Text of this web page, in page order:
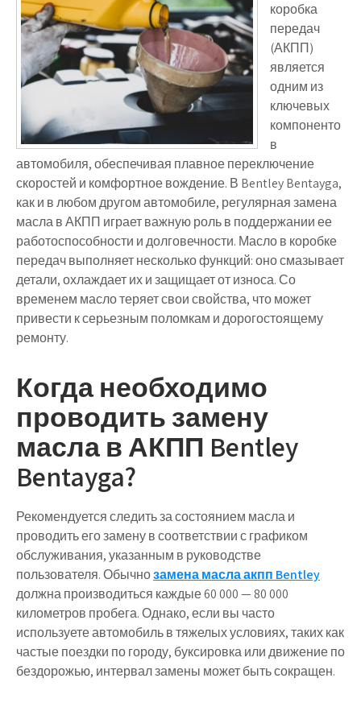
коробка
передач
(АКПП)
является
одним из
ключевых
компоненто
в
автомобиля, обеспечивая плавное переключение
скоростей и комфортное вождение. В Bentley Bentayga,
как и в любом другом автомобиле, регулярная замена
масла в АКПП играет важную роль в поддержании ее
работоспособности и долговечности. Масло в коробке
передач выполняет несколько функций: оно смазывает
детали, охлаждает их и защищает от износа. Со
временем масло теряет свои свойства, что может
привести к серьезным поломкам и дорогостоящему
ремонту.
Когда необходимо
проводить замену
масла в АКПП Bentley
Bentayga?
Рекомендуется следить за состоянием масла и
проводить его замену в соответствии с графиком
обслуживания, указанным в руководстве
пользователя. Обычнозамена масла акпп Bentley
должна производиться каждые 60 000 — 80 000
километров пробега. Однако, если вы часто
используете автомобиль в тяжелых условиях, таких как
частые поездки по городу, буксировка или движение по
бездорожью, интервал замены может быть сокращен.